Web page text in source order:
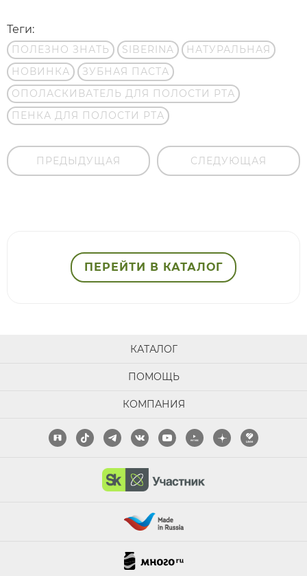
Теги:
ПОЛЕЗНО ЗНАТЬ SIBERINA
НАТУРАЛЬНАЯ
НОВИНКА
ЗУБНАЯ ПАСТА
ОПОЛАСКИВАТЕЛЬ ДЛЯ ПОЛОСТИ РТА
ПЕНКА ДЛЯ ПОЛОСТИ РТА
ПРЕДЫДУЩАЯ СЛЕДУЮЩАЯ
ПЕРЕЙТИ В КАТАЛОГ
КАТАЛОГ
ПОМОЩЬ
КОМПАНИЯ